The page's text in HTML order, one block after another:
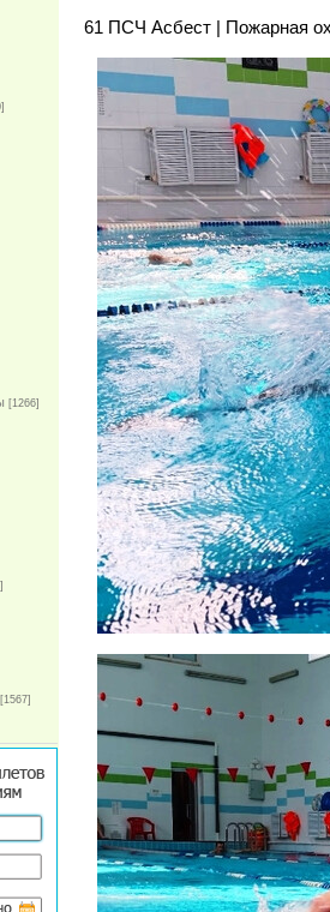
[1266]
[1567]
61 ПСЧ Асбест | Пожарная